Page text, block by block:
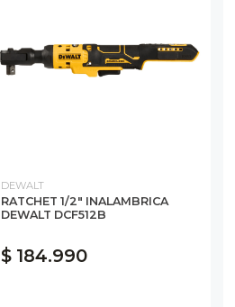
DEWALT
RATCHET 1/2" INALAMBRICA
DEWALT DCF512B
$ 184.990